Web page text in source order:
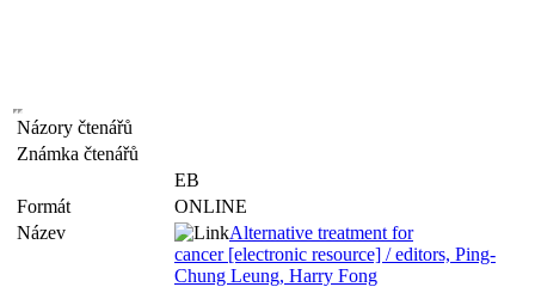
Názory čtenářů
Známka čtenářů
EB
Formát
ONLINE
Název
Alternative treatment for
cancer [electronic resource] / editors, Ping-
Chung Leung, Harry Fong